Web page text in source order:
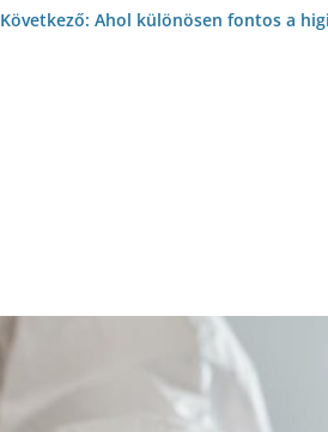
Következő: Ahol különösen fontos a